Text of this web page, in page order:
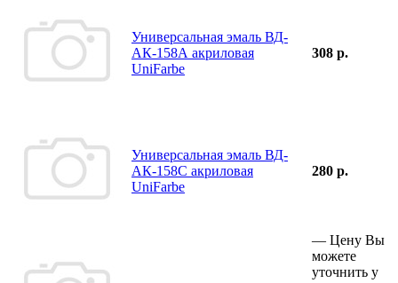
Универсальная эмаль ВД-
АК-158А акриловая
UniFarbe
308 р.
Универсальная эмаль ВД-
АК-158С акриловая
UniFarbe
280 р.
— Цену Вы
можете
уточнить у